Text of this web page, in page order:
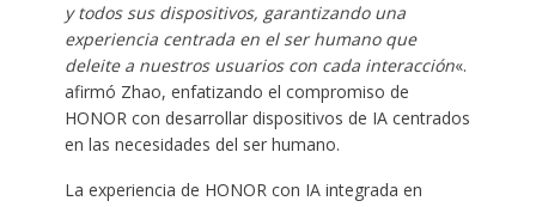
y todos sus dispositivos, garantizando una
experiencia centrada en el ser humano que
deleite a nuestros usuarios con cada interacción«.
afirmó Zhao, enfatizando el compromiso de
HONOR con desarrollar dispositivos de IA centrados
en las necesidades del ser humano.
La experiencia de HONOR con IA integrada en